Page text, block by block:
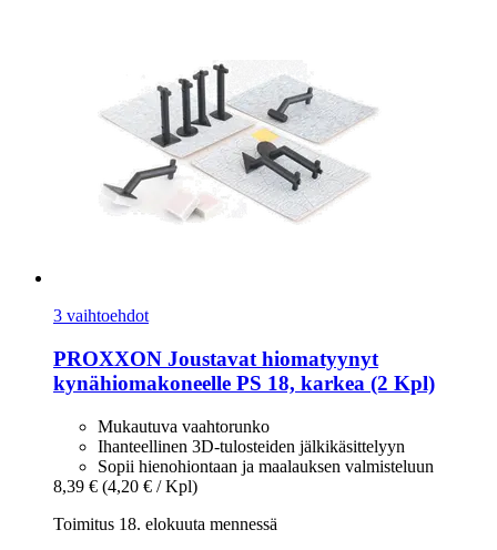
3 vaihtoehdot
PROXXON Joustavat hiomatyynyt
kynähiomakoneelle PS 18, karkea (2 Kpl)
Mukautuva vaahtorunko
Ihanteellinen 3D-tulosteiden jälkikäsittelyyn
Sopii hienohiontaan ja maalauksen valmisteluun
8,39 € (4,20 € / Kpl)
Toimitus 18. elokuuta mennessä